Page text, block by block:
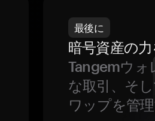
最後に
暗号資産の
Tangemウォ
な取引、そ
ワップを管